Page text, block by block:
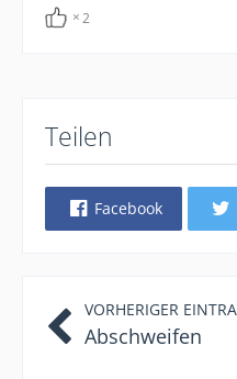
2
Teilen
Facebook
VORHERIGER
Abschweifen